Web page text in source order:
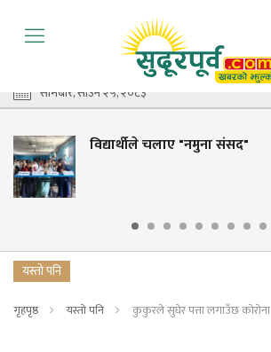
सोमबार, साउन २५, २०८३
विद्यार्थीले चलाए "नमुना संसद"
यस्तो पनि
गृहपृष्ठ यस्तो पनि कुकुरले सुघेर पत्ता लगाउँछ कोरोना